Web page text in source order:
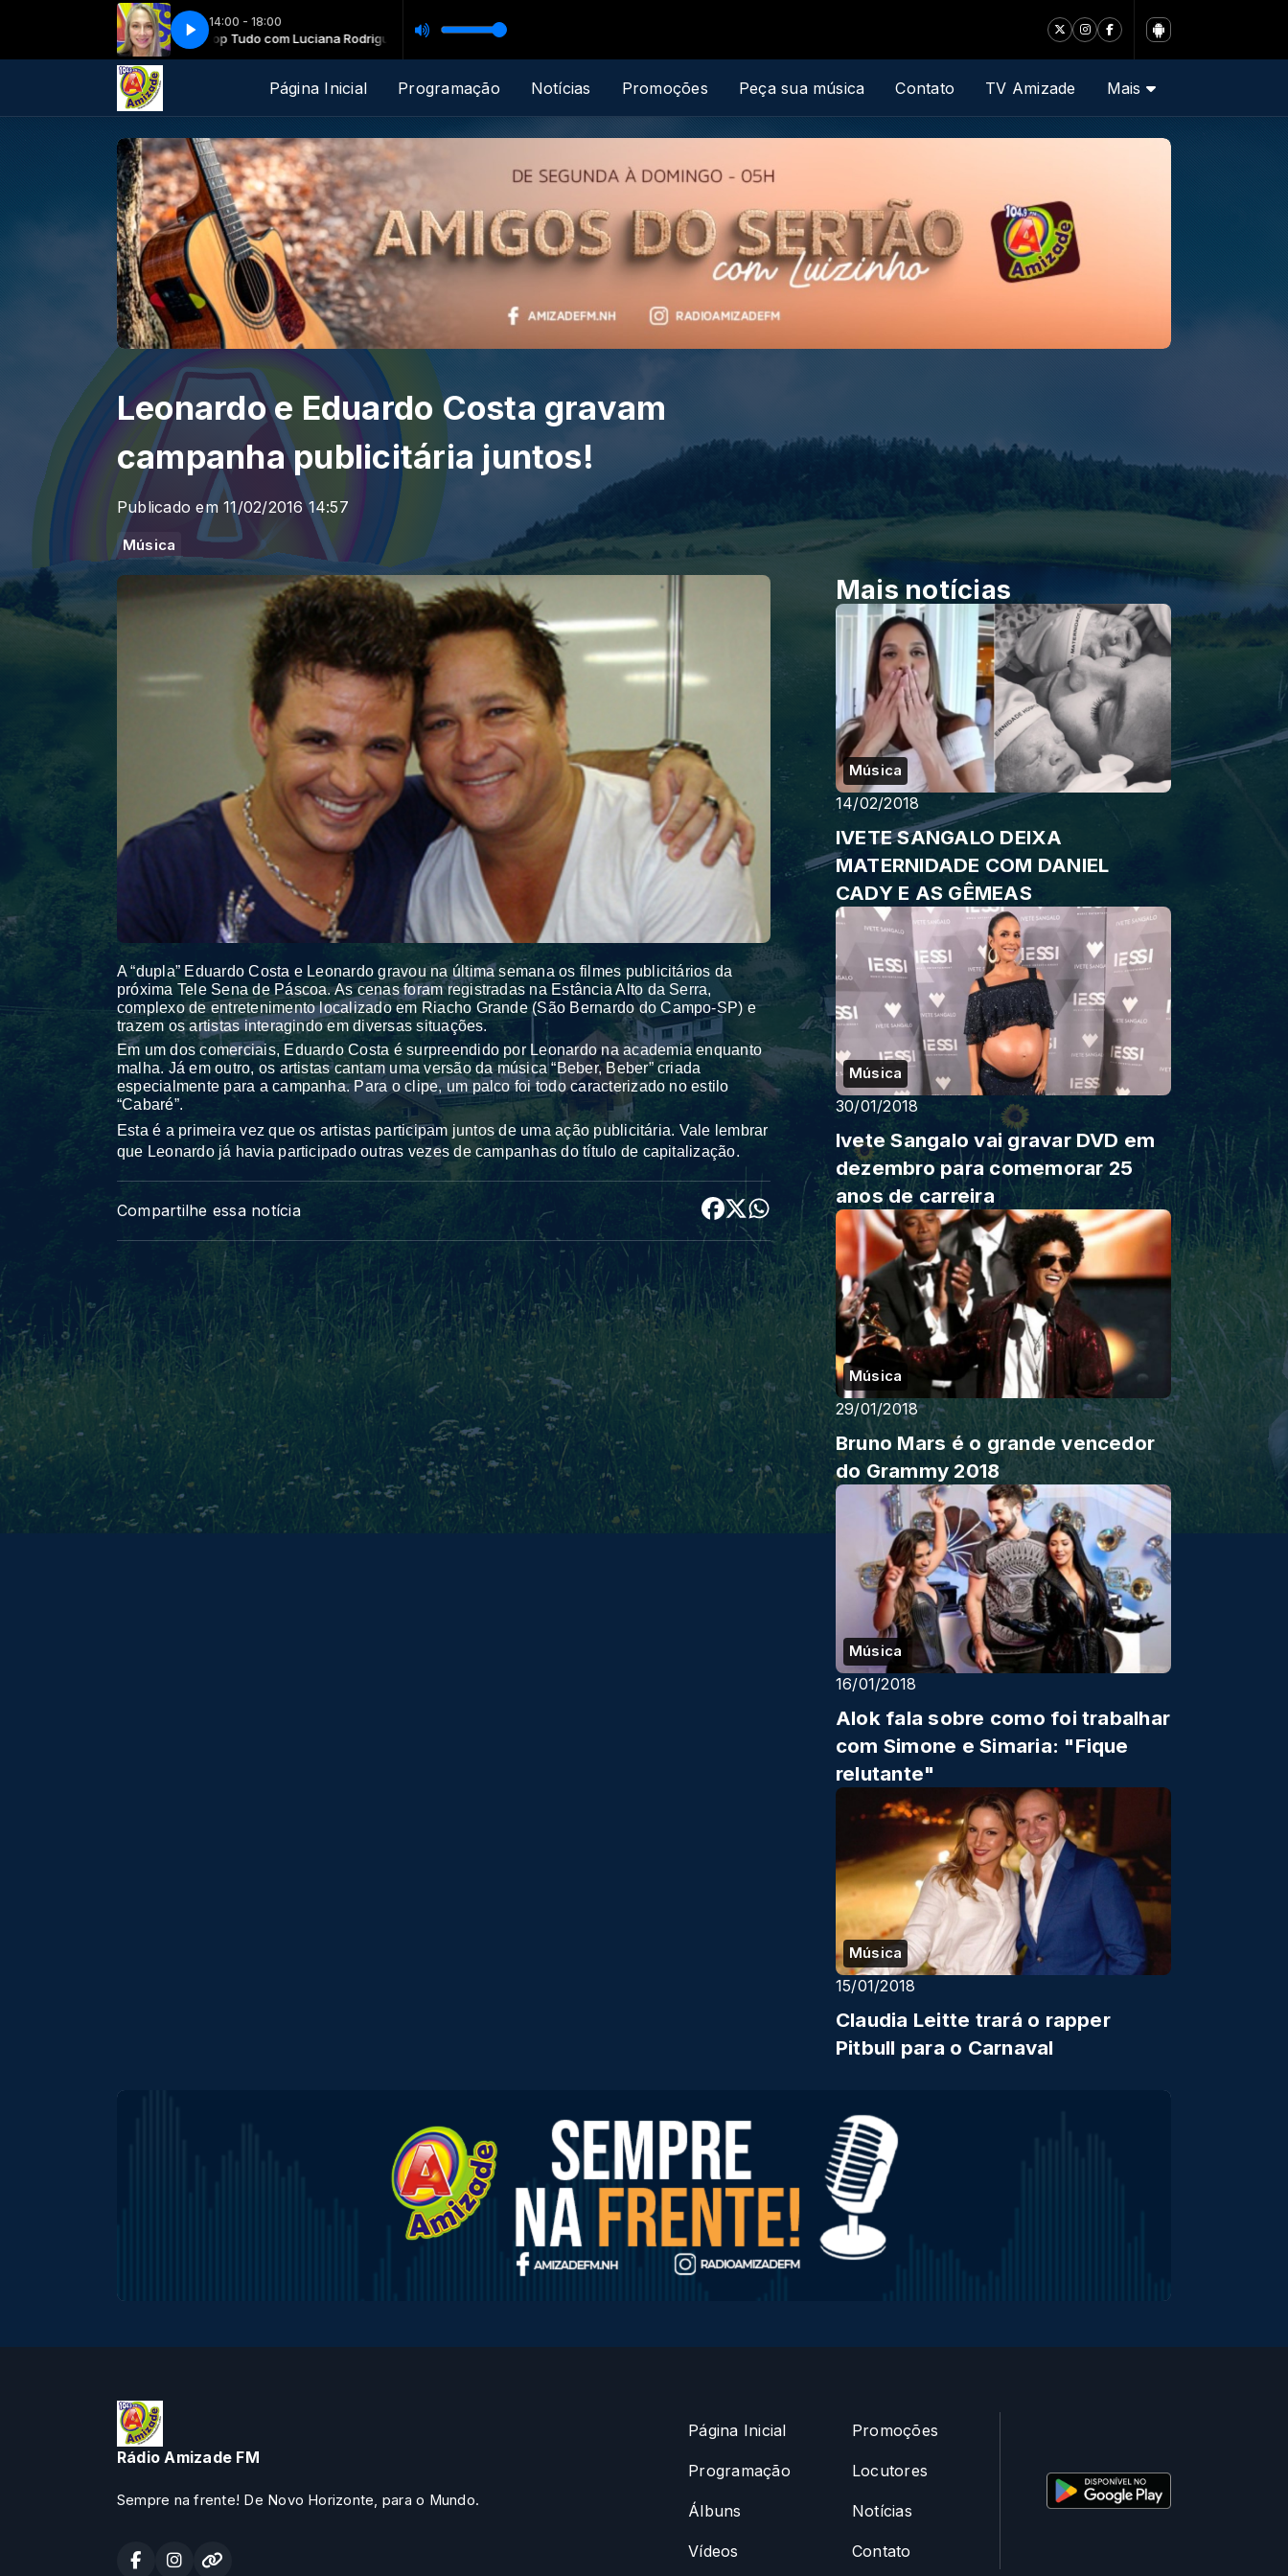
14:00 - 18:00
Top Tudo com Luciana Rodrigues Top Tudo com Luciana Rodrigues
Página Inicial Programação Notícias Promoções Peça sua música Contato TV Amizade Mais
Leonardo e Eduardo Costa gravam
campanha publicitária juntos!
Publicado em 11/02/2016 14:57
Música
A “dupla” Eduardo Costa e Leonardo gravou na última semana os filmes publicitários da
próxima Tele Sena de Páscoa. As cenas foram registradas na Estância Alto da Serra,
complexo de entretenimento localizado em Riacho Grande (São Bernardo do Campo-SP) e
trazem os artistas interagindo em diversas situações.
Em um dos comerciais, Eduardo Costa é surpreendido por Leonardo na academia enquanto
malha. Já em outro, os artistas cantam uma versão da música “Beber, Beber” criada
especialmente para a campanha. Para o clipe, um palco foi todo caracterizado no estilo
“Cabaré”.
Esta é a primeira vez que os artistas participam juntos de uma ação publicitária. Vale lembrar
que Leonardo já havia participado outras vezes de campanhas do título de capitalização.
Compartilhe essa notícia
Mais notícias
Música
14/02/2018
IVETE SANGALO DEIXA
MATERNIDADE COM DANIEL
CADY E AS GÊMEAS
Música
30/01/2018
Ivete Sangalo vai gravar DVD em
dezembro para comemorar 25
anos de carreira
Música
29/01/2018
Bruno Mars é o grande vencedor
do Grammy 2018
Música
16/01/2018
Alok fala sobre como foi trabalhar
com Simone e Simaria: "Fique
relutante"
Música
15/01/2018
Claudia Leitte trará o rapper
Pitbull para o Carnaval
Rádio Amizade FM
Sempre na frente! De Novo Horizonte, para o Mundo.
Página Inicial
Programação
Álbuns
Vídeos
Promoções
Locutores
Notícias
Contato